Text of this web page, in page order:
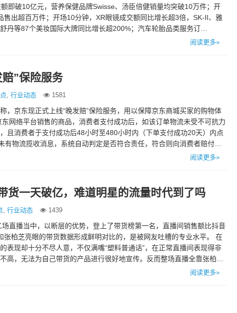
即破10亿元，营养保健品牌Swisse、汤臣倍健销量均突破10万件；开
售出超百万件；开场10分钟，XR眼镜成交额同比增长超3倍，SK-II、雅
丹等87个美妆国际大牌同比增长超200%；汽车轮胎品类服务订…
阅读更多»
”保险服务
, 行业动态 1581
，京东现正式上线“晚发赔”保险服务，用以保障京东商城买家的购物体
网络平台销售的商品，消费者支付成功后，如该订单物流未受不可抗力
且消费者于支付成功后48小时至480小时内（下单支付成功20天）内点
有物流揽收消息，系统自动判定是否符合责任，符合则向消费者赔付订
阅读更多»
货一天破亿，难道明星的流量时代到了吗
, 行业动态 1439
直播当中，以断层的优势，登上了带货榜第一名，直播间销售额比抖音
张柏芝亮眼的带货数据形成鲜明对比的，是被网友吐槽的专业水平。 在
表现却十分不尽人意，不仅满嘴“塑料普通话”，在正常直播间表现得非
高，无法为自己带货的产品进行很好地宣传。反而整场直播全靠张柏芝
阅读更多»